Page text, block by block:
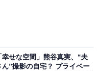
幸せな空間」熊谷真実、“夫
ん”撮影の自宅？ プライベー